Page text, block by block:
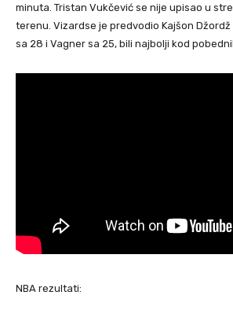
minuta. Tristan Vukčević se nije upisao u
terenu. Vizardse je predvodio Kajšon Džordž
sa 28 i Vagner sa 25, bili najbolji kod
NBA rezultati: